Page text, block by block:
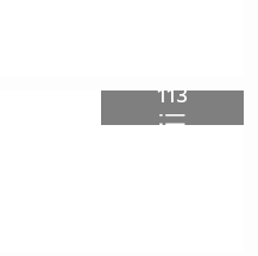
113